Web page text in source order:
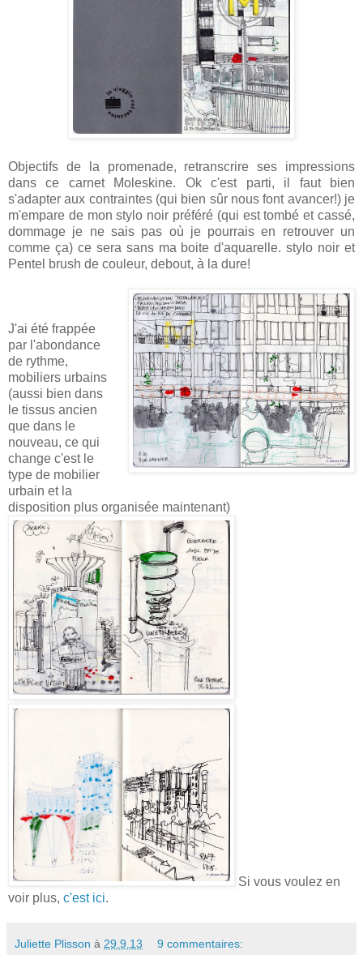
Objectifs de la promenade, retranscrire ses impressions
dans ce carnet Moleskine. Ok c'est parti, il faut bien
s'adapter aux contraintes (qui bien sûr nous font avancer!) je
m'empare de mon stylo noir préféré (qui est tombé et cassé,
dommage je ne sais pas où je pourrais en retrouver un
comme ça) ce sera sans ma boite d'aquarelle. stylo noir et
Pentel brush de couleur, debout, à la dure!
J'ai été frappée
par l'abondance
de rythme,
mobiliers urbains
(aussi bien dans
le tissus ancien
que dans le
nouveau, ce qui
change c'est le
type de mobilier
urbain et la
disposition plus organisée maintenant)
Si vous voulez en
voir plus, c'est ici.
Juliette Plisson à 29.9.13 9 commentaires: